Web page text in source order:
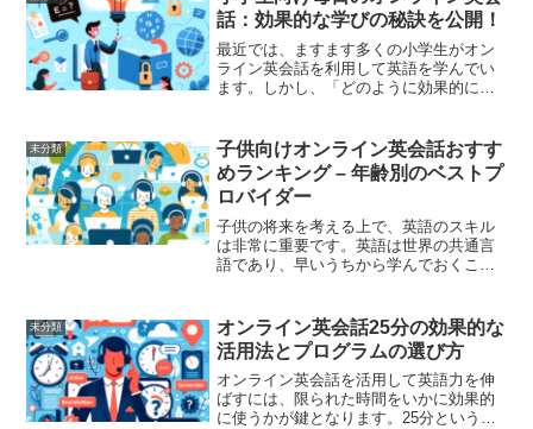
場所を問わず効率的に英語...
話：効果的な学びの秘訣を公開！
最近では、ますます多くの小学生がオン
ライン英会話を利用して英語を学んでい
ます。しかし、「どのように効果的に学
記事では、小学生にとってオンライン英
会話の学びを最大限に活用...
未分類
子供向けオンライン英会話おすす
めランキング – 年齢別のベストプ
ロバイダー
子供の将来を考える上で、英語のスキル
は非常に重要です。英語は世界の共通言
語であり、早いうちから学んでおくこと
っと英語を身近に感じさせ、効率よく学
習させてあげることができる...
未分類
オンライン英会話25分の効果的な
活用法とプログラムの選び方
オンライン英会話を活用して英語力を伸
ばすには、限られた時間をいかに効果的
に使うかが鍵となります。25分という短